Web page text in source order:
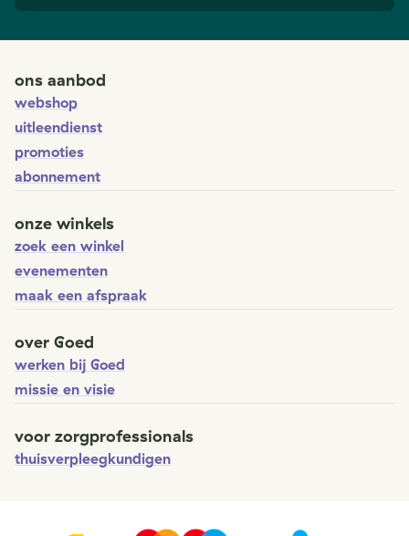
ons aanbod
webshop
uitleendienst
promoties
abonnement
onze winkels
zoek een winkel
evenementen
maak een afspraak
over Goed
werken bij Goed
missie en visie
voor zorgprofessionals
thuisverpleegkundigen